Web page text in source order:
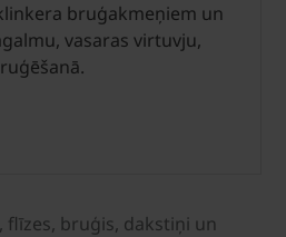
bruģakmeņiem un
vasaras virtuvju,
bruģis, dakstiņi un